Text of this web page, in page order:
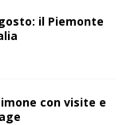
il Piemonte
con visite e